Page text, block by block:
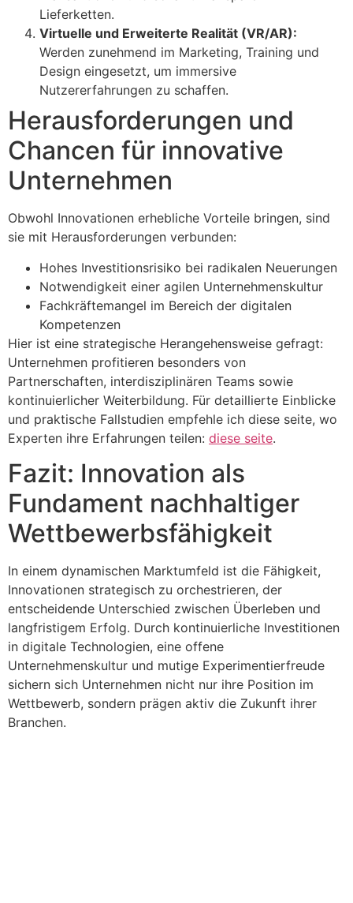
Lieferketten.
Virtuelle und Erweiterte Realität (VR/AR):
Werden zunehmend im Marketing, Training und
Design eingesetzt, um immersive
Nutzererfahrungen zu schaffen.
Herausforderungen und
Chancen für innovative
Unternehmen
Obwohl Innovationen erhebliche Vorteile bringen, sind
sie mit Herausforderungen verbunden:
Hohes Investitionsrisiko bei radikalen Neuerungen
Notwendigkeit einer agilen Unternehmenskultur
Fachkräftemangel im Bereich der digitalen
Kompetenzen
Hier ist eine strategische Herangehensweise gefragt:
Unternehmen profitieren besonders von
Partnerschaften, interdisziplinären Teams sowie
kontinuierlicher Weiterbildung. Für detaillierte Einblicke
und praktische Fallstudien empfehle ich diese seite, wo
Experten ihre Erfahrungen teilen: diese seite.
Fazit: Innovation als
Fundament nachhaltiger
Wettbewerbsfähigkeit
In einem dynamischen Marktumfeld ist die Fähigkeit,
Innovationen strategisch zu orchestrieren, der
entscheidende Unterschied zwischen Überleben und
langfristigem Erfolg. Durch kontinuierliche Investitionen
in digitale Technologien, eine offene
Unternehmenskultur und mutige Experimentierfreude
sichern sich Unternehmen nicht nur ihre Position im
Wettbewerb, sondern prägen aktiv die Zukunft ihrer
Branchen.